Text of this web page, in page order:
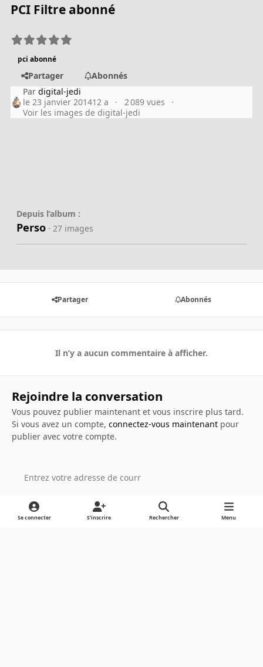
PCI Filtre abonné
pci abonné
Partager
Abonnés
Pardigital-jedi
le 23 janvier 201412 a
2 089 vues
Voir les images de digital-jedi
Depuis l’album :
Perso · 27 images
Partager Abonnés
Il n’y a aucun commentaire à afficher.
Rejoindre la conversation
Vous pouvez publier maintenant et vous inscrire plus tard.
Si vous avez un compte, connectez-vous maintenantpour
publier avec votre compte.
Ajouter un commentaire…
Se connecter S’inscrire Rechercher Menu